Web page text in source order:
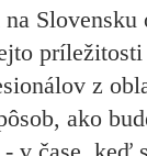
Slovensku
príležitosti
z
ako